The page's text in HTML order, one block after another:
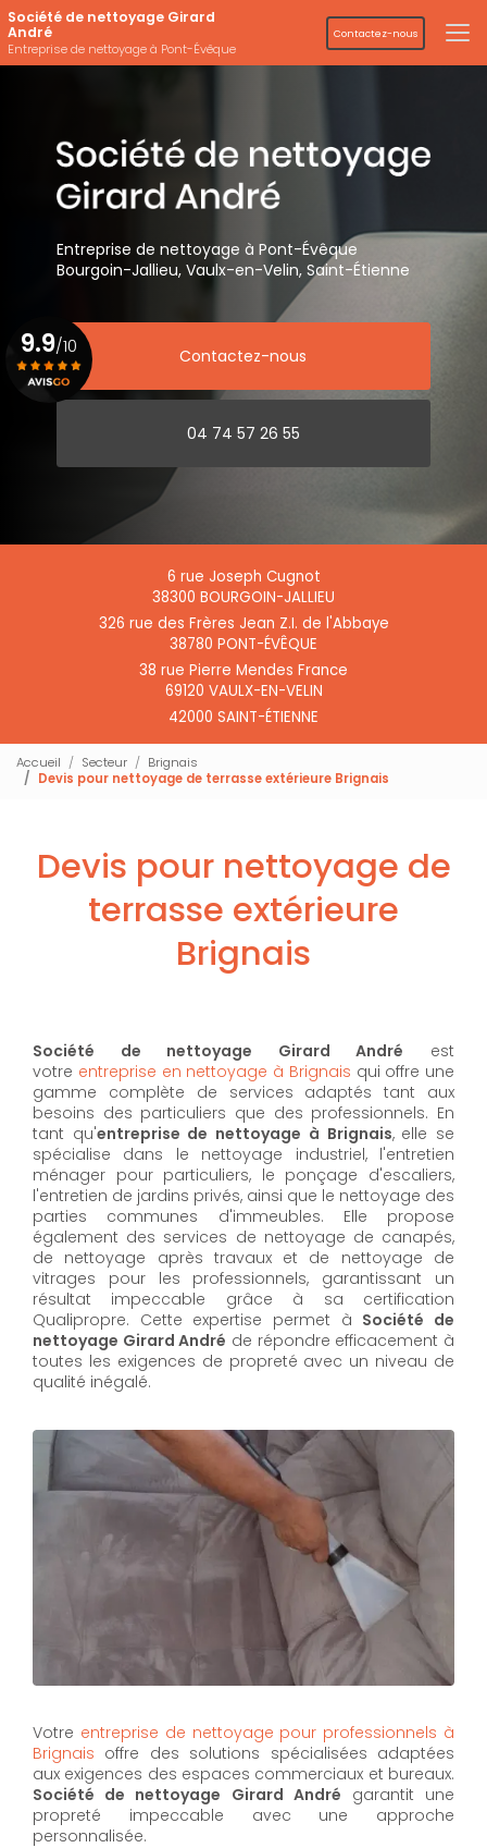
Aller
au
contenu
principal
Société de nettoyage Girard
André
Entreprise de nettoyage à Pont-Évêque
Contactez-nous
Entreprise de nettoyage à Pont-Évêque
Bourgoin-Jallieu, Vaulx-en-Velin, Saint-Étienne
Contactez-nous
04 74 57 26 55
6 rue Joseph Cugnot
38300 BOURGOIN-JALLIEU
326 rue des Frères Jean Z.I. de l'Abbaye
38780 PONT-ÉVÊQUE
38 rue Pierre Mendes France
69120 VAULX-EN-VELIN
42000 SAINT-ÉTIENNE
9.9/10
Accueil Secteur
Brignais
Devis pour nettoyage de terrasse extérieure Brignais
Devis pour nettoyage de
terrasse extérieure
Brignais
Société de nettoyage Girard André est
votre entreprise en nettoyage à Brignais qui offre une
gamme complète de services adaptés tant aux
besoins des particuliers que des professionnels. En
tant qu'entreprise de nettoyage à Brignais, elle se
spécialise dans le nettoyage industriel, l'entretien
ménager pour particuliers, le ponçage d'escaliers,
l'entretien de jardins privés, ainsi que le nettoyage des
parties communes d'immeubles. Elle propose
également des services de nettoyage de canapés,
de nettoyage après travaux et de nettoyage de
vitrages pour les professionnels, garantissant un
résultat impeccable grâce à sa certification
Qualipropre. Cette expertise permet à Société de
nettoyage Girard André de répondre efficacement à
toutes les exigences de propreté avec un niveau de
qualité inégalé.
Votre entreprise de nettoyage pour professionnels à
Brignais offre des solutions spécialisées adaptées
aux exigences des espaces commerciaux et bureaux.
Société de nettoyage Girard André garantit une
propreté impeccable avec une approche
personnalisée.